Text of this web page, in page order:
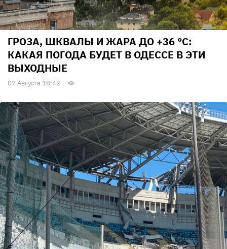
ГРОЗА, ШКВАЛЫ И ЖАРА ДО +36 °С:
КАКАЯ ПОГОДА БУДЕТ В ОДЕССЕ В ЭТИ
ВЫХОДНЫЕ
07 Августа 18:42